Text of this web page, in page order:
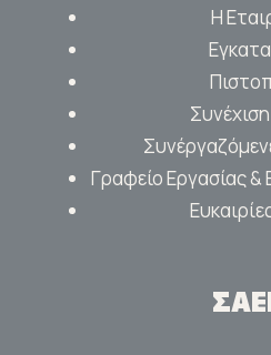
Η
Γραφείο Εργασίας &